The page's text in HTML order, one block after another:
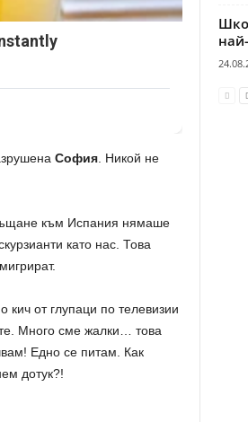
София. Никой не
към Испания нямаше
като нас. Това
кич от глупаци по телевизии
Много сме жалки… това
Едно се питам. Как
дотук?!